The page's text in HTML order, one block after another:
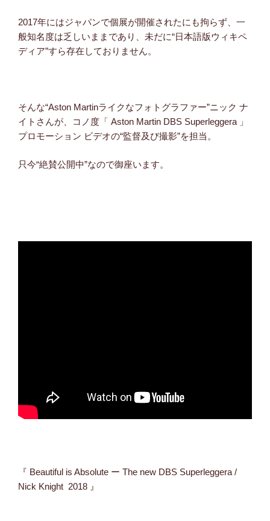
2017年にはジャパンで個展が開催されたにも拘らず、一
般知名度は乏しいままであり、未だに“日本語版ウィキペ
ディア”すら存在しておりません。
そんな“Aston Martinライクなフォトグラファー”ニック ナ
イトさんが、コノ度「 Aston Martin DBS Superleggera 」
プロモーション ビデオの“監督及び撮影”を担当。
只今“絶賛公開中”なので御座います。
『 Beautiful is Absolute ー The new DBS Superleggera /
Nick Knight 2018 』